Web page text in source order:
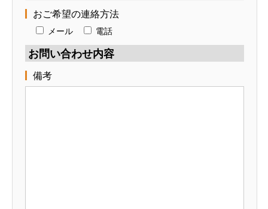
おご希望の連絡方法
メール 電話
お問い合わせ内容
備考